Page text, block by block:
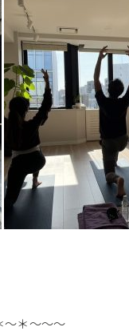
～＊～～～